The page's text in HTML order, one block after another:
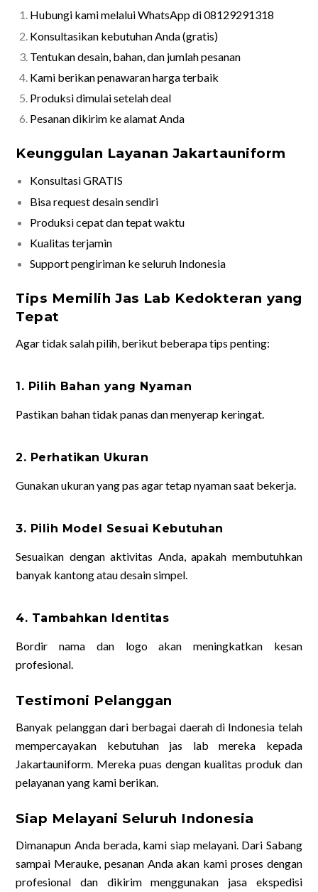
Hubungi kami melalui WhatsApp di 08129291318
Konsultasikan kebutuhan Anda (gratis)
Tentukan desain, bahan, dan jumlah pesanan
Kami berikan penawaran harga terbaik
Produksi dimulai setelah deal
Pesanan dikirim ke alamat Anda
Keunggulan Layanan Jakartauniform
Konsultasi GRATIS
Bisa request desain sendiri
Produksi cepat dan tepat waktu
Kualitas terjamin
Support pengiriman ke seluruh Indonesia
Tips Memilih Jas Lab Kedokteran yang
Tepat
Agar tidak salah pilih, berikut beberapa tips penting:
1. Pilih Bahan yang Nyaman
Pastikan bahan tidak panas dan menyerap keringat.
2. Perhatikan Ukuran
Gunakan ukuran yang pas agar tetap nyaman saat bekerja.
3. Pilih Model Sesuai Kebutuhan
Sesuaikan dengan aktivitas Anda, apakah membutuhkan
banyak kantong atau desain simpel.
4. Tambahkan Identitas
Bordir nama dan logo akan meningkatkan kesan
profesional.
Testimoni Pelanggan
Banyak pelanggan dari berbagai daerah di Indonesia telah
mempercayakan kebutuhan jas lab mereka kepada
Jakartauniform. Mereka puas dengan kualitas produk dan
pelayanan yang kami berikan.
Siap Melayani Seluruh Indonesia
Dimanapun Anda berada, kami siap melayani. Dari Sabang
sampai Merauke, pesanan Anda akan kami proses dengan
profesional dan dikirim menggunakan jasa ekspedisi